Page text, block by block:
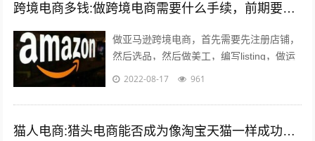
跨境电商多钱:做跨境电商需要什么手续，前期要投入多少钱？
做亚马逊跨境电商，首先需要先注册店铺，
然后选品，然后做美工，编写listing，做运
营优化，出单，处理订单，售后等。这里说
2022-08-17 961
猫人电商:猎头电商能否成为像淘宝天猫一样成功的电商平台